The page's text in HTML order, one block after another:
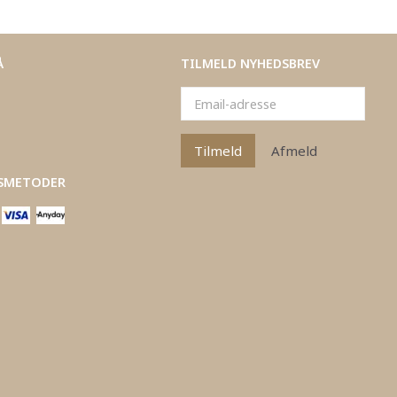
TILMELD NYHEDSBREV
adresse
Tilmeld Afmeld